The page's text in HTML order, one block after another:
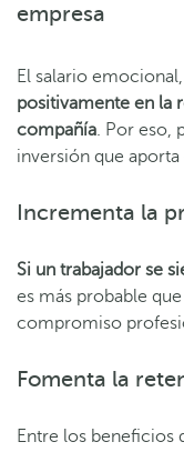
empresa
El salario
positivamente en la
compañía. Por eso,
inversión que
Incrementa la
Si un trabajador se
es más probable
compromiso
Fomenta la
Entre los beneficios